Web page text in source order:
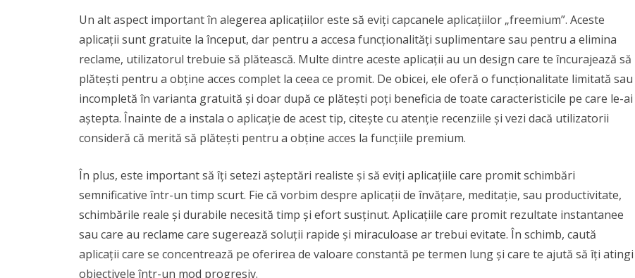
Un alt aspect important în alegerea aplicațiilor este să eviți capcanele aplicațiilor „freemium”. Aceste
aplicații sunt gratuite la început, dar pentru a accesa funcționalități suplimentare sau pentru a elimina
reclame, utilizatorul trebuie să plătească. Multe dintre aceste aplicații au un design care te încurajează să
plătești pentru a obține acces complet la ceea ce promit. De obicei, ele oferă o funcționalitate limitată sau
incompletă în varianta gratuită și doar după ce plătești poți beneficia de toate caracteristicile pe care le-ai
aștepta. Înainte de a instala o aplicație de acest tip, citește cu atenție recenziile și vezi dacă utilizatorii
consideră că merită să plătești pentru a obține acces la funcțiile premium.
În plus, este important să îți setezi așteptări realiste și să eviți aplicațiile care promit schimbări
semnificative într-un timp scurt. Fie că vorbim despre aplicații de învățare, meditație, sau productivitate,
schimbările reale și durabile necesită timp și efort susținut. Aplicațiile care promit rezultate instantanee
sau care au reclame care sugerează soluții rapide și miraculoase ar trebui evitate. În schimb, caută
aplicații care se concentrează pe oferirea de valoare constantă pe termen lung și care te ajută să îți atingi
obiectivele într-un mod progresiv.